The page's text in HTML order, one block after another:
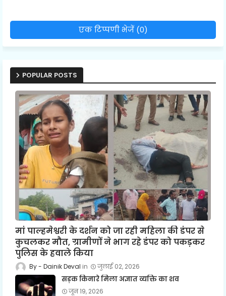
एक टिप्पणी भेजें (0)
POPULAR POSTS
मां पाल्हमेश्वरी के दर्शन को जा रही महिला की डंपर से
कुचलकर मौत, ग्रामीणों ने भाग रहे डंपर को पकड़कर
पुलिस के हवाले किया
Dainik Deval जुलाई 02, 2026
सड़क किनारे मिला अज्ञात व्यक्ति का शव
जून 19, 2026